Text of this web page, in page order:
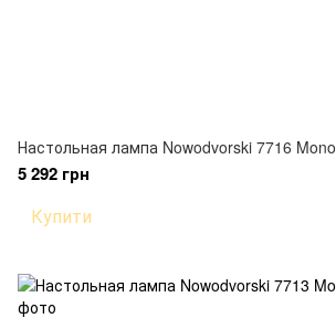
Настольная лампа Nowodvorski 7716 Mono
5 292 грн
Купити